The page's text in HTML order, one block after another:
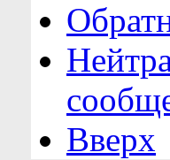
Вверх